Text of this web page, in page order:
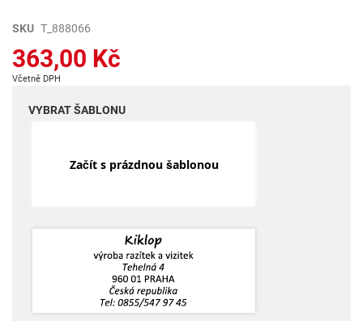
Přeskočit
začátek
galerie
obrázky
SKU T_888066
363,00 Kč
Včetně DPH
VYBRAT ŠABLONU
Začít s prázdnou šablonou